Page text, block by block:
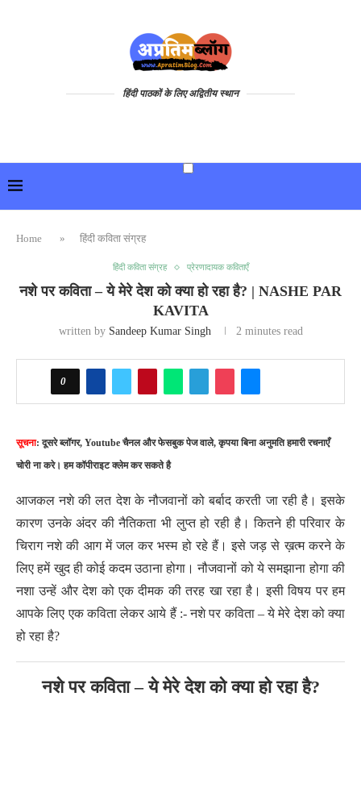
हिंदी पाठकों के लिए अद्वितीय स्थान
Home » हिंदी कविता संग्रह
हिंदी कविता संग्रह प्रेरणादायक कविताएँ
नशे पर कविता – ये मेरे देश को क्या हो रहा है? | NASHE PAR
KAVITA
written by Sandeep Kumar Singh 2 minutes read
0
सूचना: दूसरे ब्लॉगर, Youtube चैनल और फेसबुक पेज वाले, कृपया बिना अनुमति हमारी रचनाएँ
चोरी ना करे। हम कॉपीराइट क्लेम कर सकते है
आजकल नशे की लत देश के नौजवानों को बर्बाद करती जा रही है। इसके
कारण उनके अंदर की नैतिकता भी लुप्त हो रही है। कितने ही परिवार के
चिराग नशे की आग में जल कर भस्म हो रहे हैं। इसे जड़ से ख़त्म करने के
लिए हमें खुद ही कोई कदम उठाना होगा। नौजवानों को ये समझाना होगा की
नशा उन्हें और देश को एक दीमक की तरह खा रहा है। इसी विषय पर हम
आपके लिए एक कविता लेकर आये हैं :- नशे पर कविता – ये मेरे देश को क्या
हो रहा है?
नशे पर कविता – ये मेरे देश को क्या हो रहा है?